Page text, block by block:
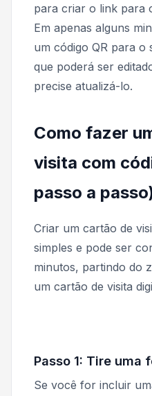
para criar o link para
Em apenas alguns
um código QR para o
que poderá ser
precise atualizá-lo.
Como fazer
visita com
passo a
Criar um cartão de
simples e pode ser
minutos, partindo do
um cartão de visita
Passo 1: Tire uma
Se você for incluir